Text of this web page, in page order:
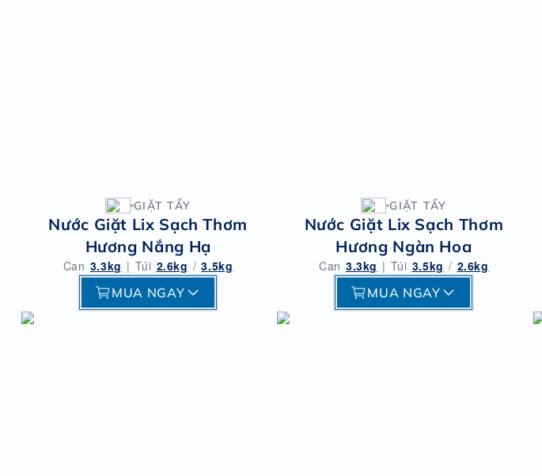
GIẶT TẨY
Nước Giặt Lix Sạch Thơm
Hương Nắng Hạ
Can 3.3kg | Túi 2.6kg / 3.5kg
MUA NGAY
GIẶT TẨY
Nước Giặt Lix Sạch Thơm
Hương Ngàn Hoa
Can 3.3kg | Túi 3.5kg / 2.6kg
MUA NGAY